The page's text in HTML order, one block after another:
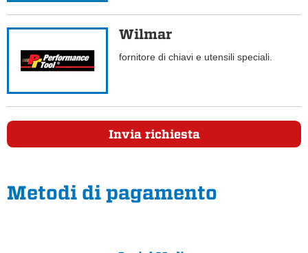
Wilmar
fornitore di chiavi e utensili speciali.
Invia richiesta
Metodi di pagamento